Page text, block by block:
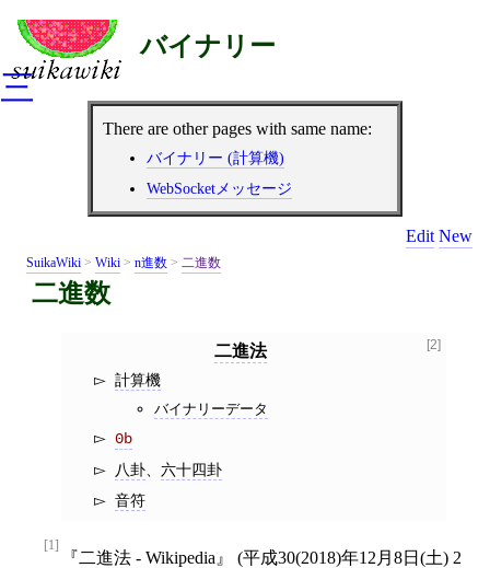
バイナリー
There are other pages with same name:
バイナリー (計算機)
WebSocketメッセージ
Edit New
SuikaWiki > Wiki > n進数 > 二進数
二進数
[2]
二進法
計算機
バイナリーデータ
0b
八卦 、六十四卦
音符
[1]
二進法 - Wikipedia (平成30(2018)年12月8日(土) 2
三